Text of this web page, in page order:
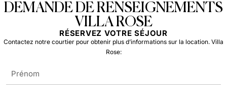
DEMANDE DE RENSEIGNEMENTS
VILLA ROSE
RÉSERVEZ VOTRE SÉJOUR
Contactez notre courtier pour obtenir plus d’informations sur la location. Villa
Rose: